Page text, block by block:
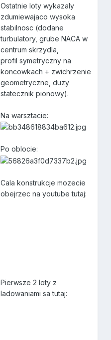
Ostatnie loty wykazaly
zdumiewajaco wysoka
stabilnosc (dodane
turbulatory, grube NACA w
centrum skrzydla,
profil symetryczny na
koncowkach + zwichrzenie
geometryczne, duzy
statecznik pionowy).
Na warsztacie:
Po oblocie:
Cala konstrukcje mozecie
obejrzec na youtube tutaj:
Pierwsze 2 loty z
ladowaniami sa tutaj: